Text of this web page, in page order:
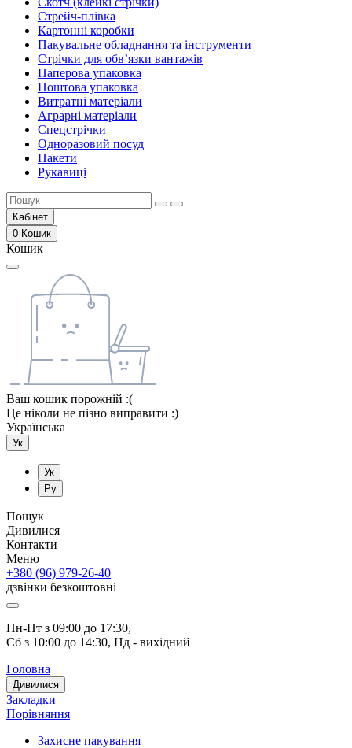
Стрейч-плівка
Картонні коробки
Пакувальне обладнання та інструменти
Стрічки для обв’язки вантажів
Паперова упаковка
Поштова упаковка
Витратні матеріали
Аграрні матеріали
Спецстрічки
Одноразовий посуд
Пакети
Рукавиці
Кабінет
0 Кошик
Кошик
Ваш кошик порожній :(
Це ніколи не пізно виправити :)
Українська
Ук
Ук
Ру
Пошук
Дивилися
Контакти
Меню
+380 (96) 979-26-40
дзвінки безкоштовні
Пн-Пт з 09:00 до 17:30,
Сб з 10:00 до 14:30, Нд - вихідний
Головна
Дивилися
Закладки
Порівняння
Захисне пакування